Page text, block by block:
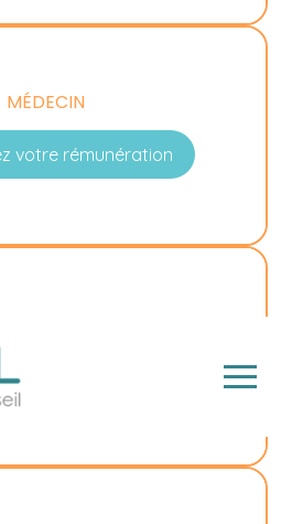
MÉDECIN
votre rémunération
votre rémunération